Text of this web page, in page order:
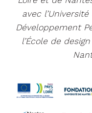
avec
Développement
l’École de